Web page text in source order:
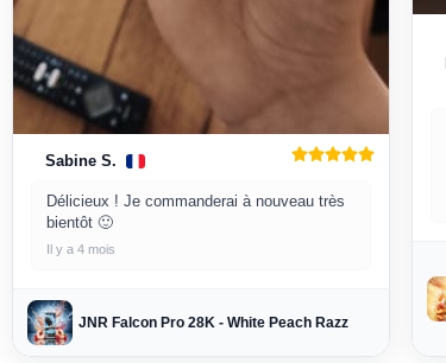
Sabine S.
Délicieux ! Je commanderai à nouveau très
bientôt 🙂
Il y a 4 mois
JNR Falcon Pro 28K - White Peach Razz